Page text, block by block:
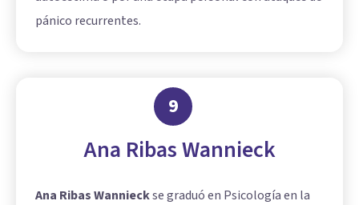
pánico recurrentes.
9
Ana Ribas Wannieck
Ana Ribas Wannieckse graduó en Psicología en la